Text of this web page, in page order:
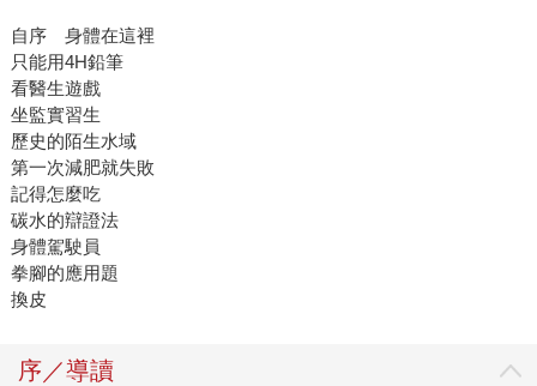
自序 身體在這裡
只能用4H鉛筆
看醫生遊戲
坐監實習生
歷史的陌生水域
第一次減肥就失敗
記得怎麼吃
碳水的辯證法
身體駕駛員
拳腳的應用題
換皮
序／導讀